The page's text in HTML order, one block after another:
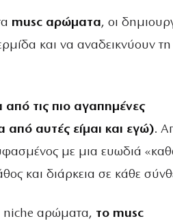
musc αρώματα, οι
και να αναδεικνύουν τη
από τις πιο αγαπημένες
από αυτές είμαι και εγώ).
με μια ευωδιά
και διάρκεια σε κάθε
niche αρώματα, το musc